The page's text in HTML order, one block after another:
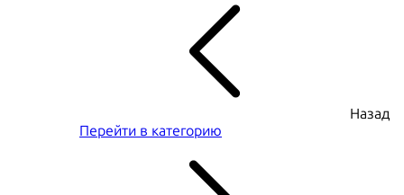
Назад
Перейти в категорию